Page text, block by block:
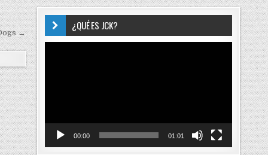
→
¿QUÉ ES JCK?
00:00 01:01